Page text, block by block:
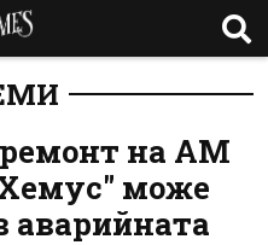
на АМ
може
аварийната